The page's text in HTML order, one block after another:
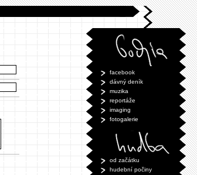
facebook
dávný deník
muzika
reportáže
imaging
fotogalerie
od začátku
hudební počiny